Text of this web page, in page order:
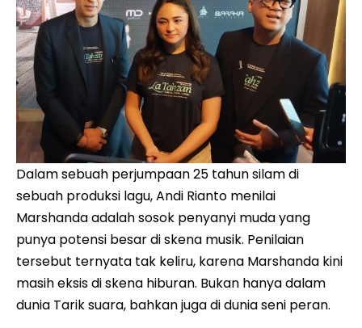
Dalam sebuah perjumpaan 25 tahun silam di
sebuah produksi lagu, Andi Rianto menilai
Marshanda adalah sosok penyanyi muda yang
punya potensi besar di skena musik. Penilaian
tersebut ternyata tak keliru, karena Marshanda kini
masih eksis di skena hiburan. Bukan hanya dalam
dunia Tarik suara, bahkan juga di dunia seni peran.